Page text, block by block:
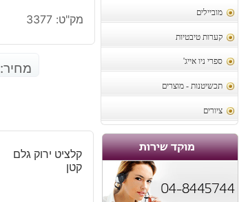
מוביילים
קערות טיבטיות
ספרי ניו אייג'
תכשיטנות - מוצרים
ציורים
מק"ט: 3377
מחיר:
קלציט ירוק גלם
קטן